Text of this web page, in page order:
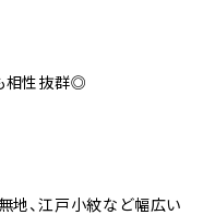
相性抜群◎
地、江戸小紋など幅広い